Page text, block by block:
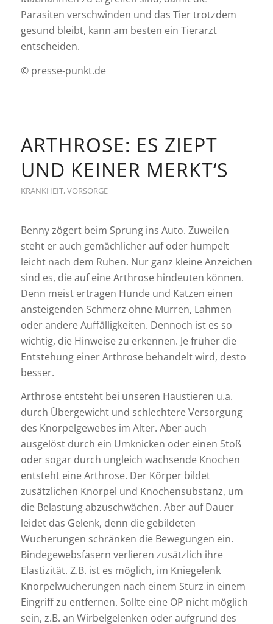
Parasiten verschwinden und das Tier trotzdem
gesund bleibt, kann am besten ein Tierarzt
entscheiden.
© presse-punkt.de
ARTHROSE: ES ZIEPT
UND KEINER MERKT‘S
KRANKHEIT,VORSORGE
Benny zögert beim Sprung ins Auto. Zuweilen
steht er auch gemächlicher auf oder humpelt
leicht nach dem Ruhen. Nur ganz kleine Anzeichen
sind es, die auf eine Arthrose hindeuten können.
Denn meist ertragen Hunde und Katzen einen
ansteigenden Schmerz ohne Murren, Lahmen
oder andere Auffälligkeiten. Dennoch ist es so
wichtig, die Hinweise zu erkennen. Je früher die
Entstehung einer Arthrose behandelt wird, desto
besser.
Arthrose entsteht bei unseren Haustieren u.a.
durch Übergewicht und schlechtere Versorgung
des Knorpelgewebes im Alter. Aber auch
ausgelöst durch ein Umknicken oder einen Stoß
oder sogar durch ungleich wachsende Knochen
entsteht eine Arthrose. Der Körper bildet
zusätzlichen Knorpel und Knochensubstanz, um
die Belastung abzuschwächen. Aber auf Dauer
leidet das Gelenk, denn die gebildeten
Wucherungen schränken die Bewegungen ein.
Bindegewebsfasern verlieren zusätzlich ihre
Elastizität. Z.B. ist es möglich, im Kniegelenk
Knorpelwucherungen nach einem Sturz in einem
Eingriff zu entfernen. Sollte eine OP nicht möglich
sein, z.B. an Wirbelgelenken oder aufgrund des